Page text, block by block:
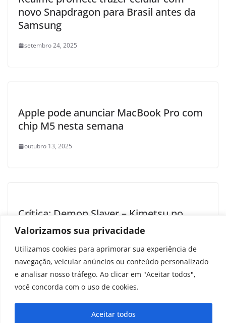
Valorizamos sua privacidade
Utilizamos cookies para aprimorar sua experiência de
navegação, veicular anúncios ou conteúdo personalizado
e analisar nosso tráfego. Ao clicar em "Aceitar todos",
você concorda com o uso de cookies.
Aceitar todos
novo Snapdragon para Brasil antes da
Samsung
setembro 24, 2025
Apple pode anunciar MacBook Pro com
chip M5 nesta semana
outubro 13, 2025
Crítica: Demon Slayer – Kimetsu no
Yaiba Castelo Infinito prepara o grand
setembro 10, 2025